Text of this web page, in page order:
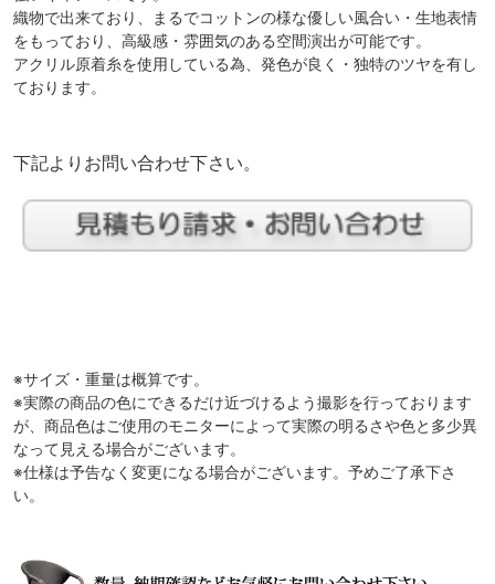
織物で出来ており、まるでコットンの様な優しい風合い・生地表情
をもっており、高級感・雰囲気のある空間演出が可能です。
アクリル原着糸を使用している為、発色が良く・独特のツヤを有し
ております。
下記よりお問い合わせ下さい。
※サイズ・重量は概算です。
※実際の商品の色にできるだけ近づけるよう撮影を行っております
が、商品色はご使用のモニターによって実際の明るさや色と多少異
なって見える場合がございます。
※仕様は予告なく変更になる場合がございます。予めご了承下さ
い。